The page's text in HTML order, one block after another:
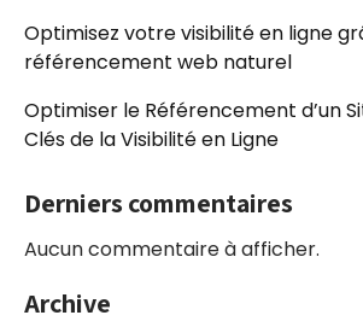
Optimisez votre visibilité en ligne
référencement web naturel
Optimiser le Référencement d’un
Clés de la Visibilité en Ligne
Derniers commentaires
Aucun commentaire à afficher.
Archive